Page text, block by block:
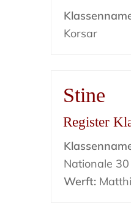
Korsar
Stine
Register
Nationale
Werft: